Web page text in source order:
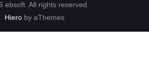
ebsoft. All rights reserved.
Hieroby aThemes